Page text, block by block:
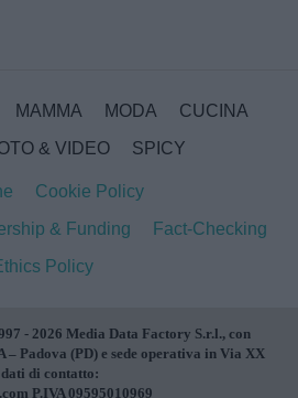
MAMMA MODA
CUCINA
& VIDEO SPICY
Cookie Policy
& Funding
Fact-Checking
Policy
- 2026 Media Data Factory S.r.l., con
– Padova (PD) e sede operativa in Via XX
di contatto:
P.IVA 09595010969